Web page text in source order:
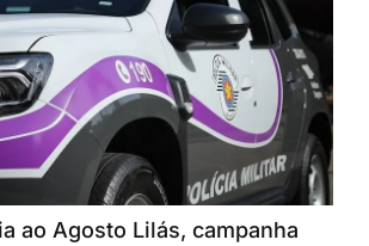
ao Agosto Lilás, campanha